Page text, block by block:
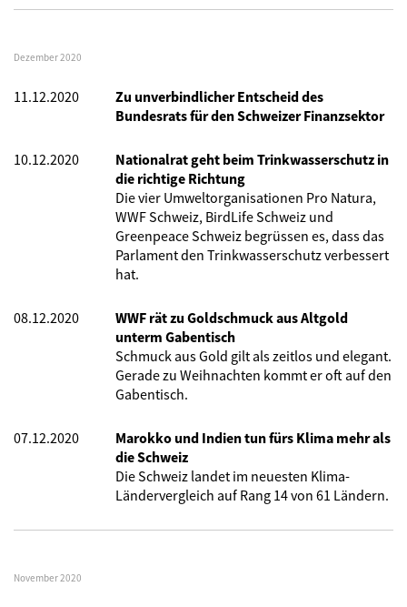
Dezember 2020
11.12.2020
Zu unverbindlicher Entscheid des
Bundesrats für den Schweizer Finanzsektor
10.12.2020
Nationalrat geht beim Trinkwasserschutz in
die richtige Richtung
Die vier Umweltorganisationen Pro Natura,
WWF Schweiz, BirdLife Schweiz und
Greenpeace Schweiz begrüssen es, dass das
Parlament den Trinkwasserschutz verbessert
hat.
08.12.2020
WWF rät zu Goldschmuck aus Altgold
unterm Gabentisch
Schmuck aus Gold gilt als zeitlos und elegant.
Gerade zu Weihnachten kommt er oft auf den
Gabentisch.
07.12.2020
Marokko und Indien tun fürs Klima mehr als
die Schweiz
Die Schweiz landet im neuesten Klima-
Ländervergleich auf Rang 14 von 61 Ländern.
November 2020